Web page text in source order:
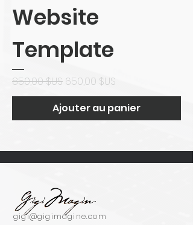
Website
Template
Prix original
850,00 $US Prix promotionnel
650,00 $US
Ajouter au panier
gigi@gigimagine.com